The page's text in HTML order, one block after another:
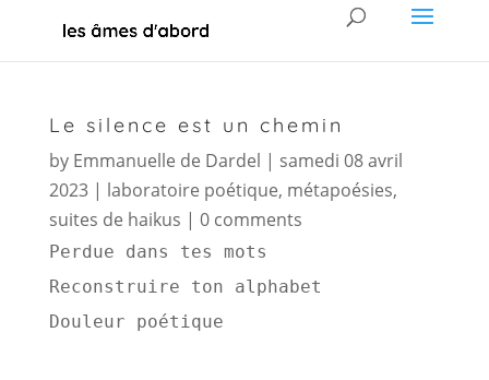
Le silence est un chemin
by Emmanuelle de Dardel | samedi 08 avril
2023| laboratoire poétique, métapoésies,
suites de haikus | 0 comments
Perdue dans tes mots
Reconstruire ton alphabet
Douleur poétique